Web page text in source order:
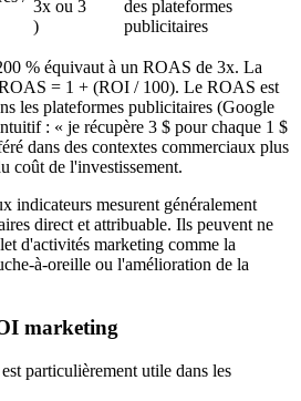
3x ou 3
)
des plateformes
publicitaires
% équivaut à un ROAS de 3x. La
= 1 + (ROI / 100). Le ROAS est
les plateformes publicitaires (Google
: « je récupère 3 $ pour chaque 1 $
dans des contextes commerciaux plus
coût de l'investissement.
indicateurs mesurent généralement
direct et attribuable. Ils peuvent ne
d'activités marketing comme la
à-oreille ou l'amélioration de la
marketing
particulièrement utile dans les